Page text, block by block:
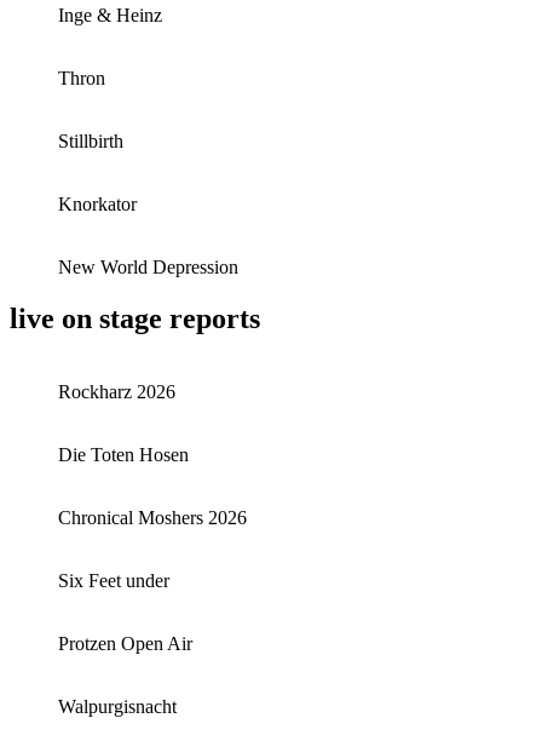
Inge & Heinz
Thron
Stillbirth
Knorkator
New World Depression
live on stage reports
Rockharz 2026
Die Toten Hosen
Chronical Moshers 2026
Six Feet under
Protzen Open Air
Walpurgisnacht